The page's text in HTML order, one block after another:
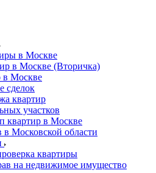
в Москве
в Москве (Вторичка)
в Москве
сделок
квартир
участков
квартир в Москве
Московской области
квартиры
на недвижимое имущество